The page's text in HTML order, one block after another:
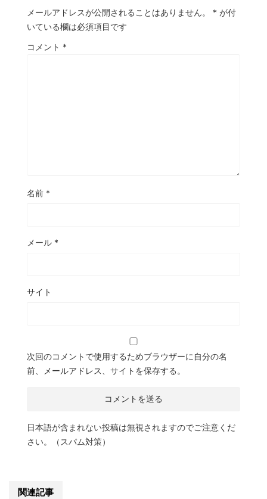
メールアドレスが公開されることはありません。 * が付
いている欄は必須項目です
コメント *
名前 *
メール *
サイト
次回のコメントで使用するためブラウザーに自分の名
前、メールアドレス、サイトを保存する。
日本語が含まれない投稿は無視されますのでご注意くだ
さい。（スパム対策）
関連記事